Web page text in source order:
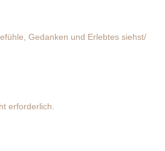
Gedanken und Erlebtes siehst/
erforderlich.